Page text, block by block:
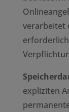
verarbeitet
expliziten